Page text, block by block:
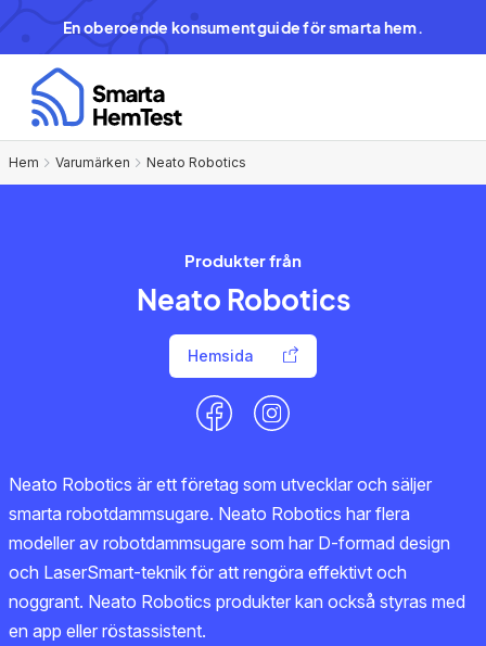
En oberoende konsumentguide för smarta hem.
Hem Varumärken Neato Robotics
Produkter från
Neato Robotics
Hemsida
Neato Robotics är ett företag som utvecklar och säljer
smarta robotdammsugare. Neato Robotics har flera
modeller av robotdammsugare som har D-formad design
och LaserSmart-teknik för att rengöra effektivt och
noggrant. Neato Robotics produkter kan också styras med
en app eller röstassistent.